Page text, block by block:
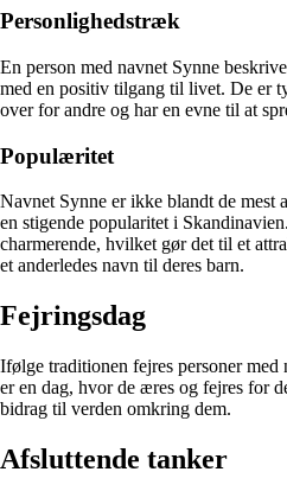
Personlighedstræk
En person med navnet Synne
med en positiv tilgang til livet. De er
over for andre og har en evne til at
Populæritet
Navnet Synne er ikke blandt de mest
en stigende popularitet i
charmerende, hvilket gør det til et
et anderledes navn til deres barn.
Fejringsdag
Ifølge traditionen fejres personer
er en dag, hvor de æres og fejres for
bidrag til verden omkring dem.
Afsluttende tanker